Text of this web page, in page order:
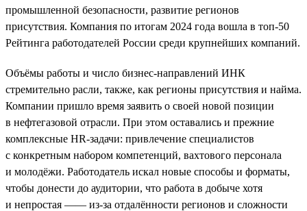
промышленной безопасности, развитие регионов
присутствия. Компания по итогам 2024 года вошла в топ-50
Рейтинга работодателей России среди крупнейших компаний.
Объёмы работы и число бизнес-направлений ИНК
стремительно расли, также, как регионы присутствия и найма.
Компании пришло время заявить о своей новой позиции
в нефтегазовой отрасли. При этом оставались и прежние
комплексные HR-задачи: привлечение специалистов
с конкретным набором компетенций, вахтового персонала
и молодёжи. Работодатель искал новые способы и форматы,
чтобы донести до аудитории, что работа в добыче хотя
и непростая —— из-за отдалённости регионов и сложности